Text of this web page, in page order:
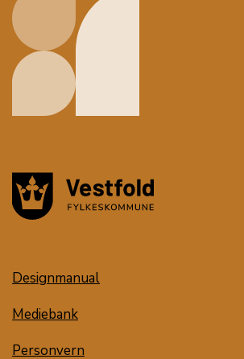
Designmanual
Mediebank
Personvern